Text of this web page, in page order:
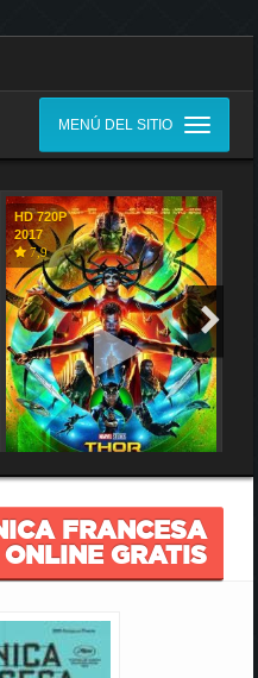
MENÚ DEL SITIO
HD 720P
2017
7,9
FRANCESA
GRATIS